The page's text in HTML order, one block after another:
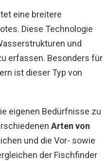
eine breitere
Diese Technologie
und
erfassen. Besonders für
ist dieser Typ von
eigenen Bedürfnisse zu
Arten von
und die Vor- sowie
der Fischfinder